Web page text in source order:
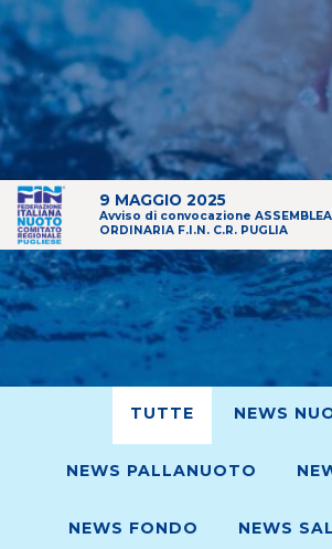
9 MAGGIO 2025
Avviso di convocazione
ORDINARIA F.I.N. C.R. PUGLIA
TUTTE NEWS
NEWS PALLANUOTO
NEWS FONDO NEWS